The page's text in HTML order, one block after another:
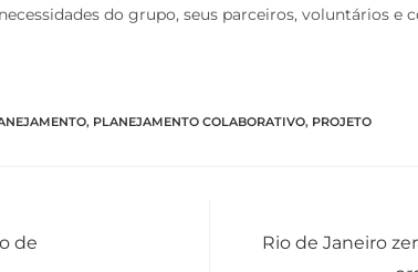
do grupo, seus parceiros, voluntários e
, PLANEJAMENTO COLABORATIVO, PROJETO
de
Rio de Janeiro